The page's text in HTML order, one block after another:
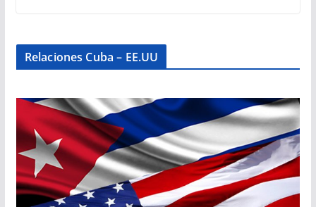
Relaciones Cuba – EE.UU